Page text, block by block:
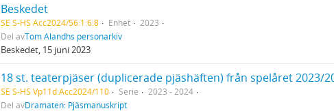
Beskedet
SE S-HS Acc2024/56:1:6:8 Enhet
2023
Del avTom Alandhs personarkiv
Beskedet, 15 juni 2023
18 st. teaterpjäser (duplicerade pjäshäften) från spelåret 2023/
SE S-HS Vp11d:Acc2024/110 Serie
2023 - 2024
Del avDramaten: Pjäsmanuskript